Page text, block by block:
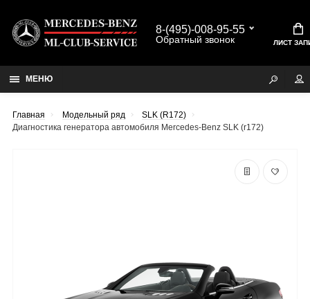
8-(495)-008-95-55
Обратный звонок ЛИСТ
МЕНЮ
Главная Модельный ряд
SLK (R172)
Диагностика генератора автомобиля Mercedes-Benz SLK (r172)